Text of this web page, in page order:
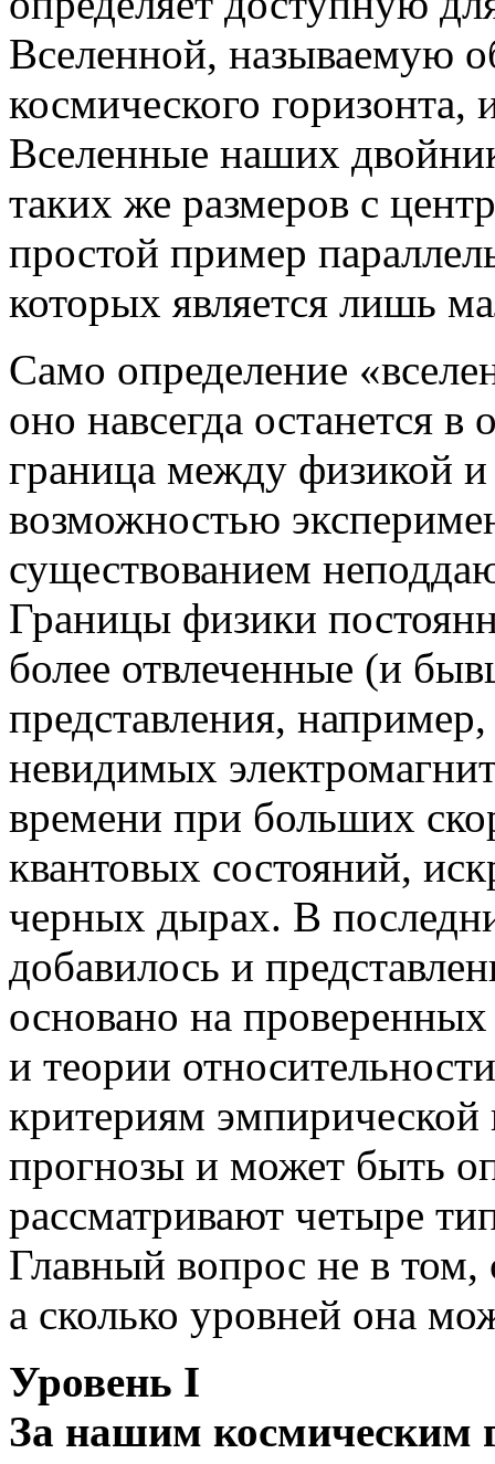
Вселенной, называемую
космического
Вселенные наших
таких же размеров с
простой пример
которых является лишь
Само определение
оно навсегда останется
граница между физикой и
возможностью
существованием
Границы физики
более отвлеченные (и
представления,
невидимых
времени при больших
квантовых состояний,
черных дырах. В
добавилось и
основано на
и теории
критериям эмпирической
прогнозы и может быть
рассматривают четыре
Главный вопрос не в том,
а сколько уровней она
Уровень I
За нашим космическим